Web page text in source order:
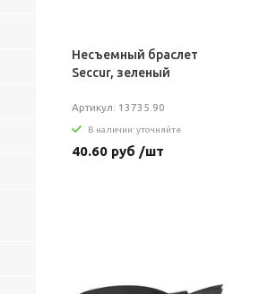
Несъемный браслет
Seccur, зеленый
Артикул: 13735.90
В наличии: уточняйте
40.60 руб /шт